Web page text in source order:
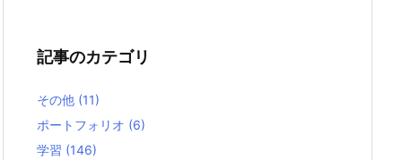
記事のカテゴリ
その他 (11)
ポートフォリオ (6)
学習 (146)